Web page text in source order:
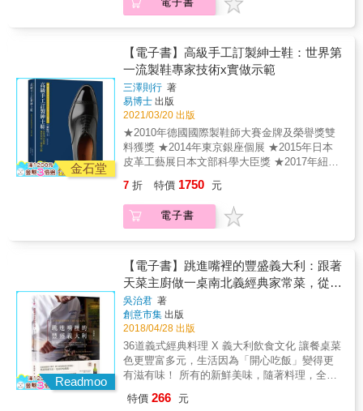
& 日本東京手工鞋工坊 MISAWA WORKSHOP
大師磨練手藝，憑藉製鞋天分及藝術品味，讓
他在德國國際製鞋師大賽金牌及榮譽獎雙料獲
獎，更是以製鞋類榮獲日本皮革工藝展文部科
學大臣獎的第一人。奧地利維也納的學藝經
驗，讓他全方位獨立製鞋的技術更加扎實。後
將製鞋工藝融入藝術美學，並鑽研皮革工藝，
擴增創作底蘊，讓作品不僅是深具機能性的工
藝品，更因發揮材料表現力，融入日本美學的
造型風格，成為獨特的藝術品。於紐約開個
展，受各方矚目，並在法國坎城電影節舉辦展
域。他的手工訂製鞋即使一雙要價30萬日圓，
客戶仍是絡繹不絕。奧斯卡史上最年輕的影帝
安德林‧布洛迪、美國導演史派克‧李等多位國際
專業上的成就，目前也在新加坡名門設計學校
「TaF.tc」擔任特別講師。2018年更是榮獲日
本皇室宮內廳肯定，締結商業契約。 愈是頂級
手工訂製鞋，工序愈精緻講究。本書由製鞋專
家兼藝術家三澤則行實做示範牛津鞋及德比鞋
製程，用2200幀全彩照片詳實記錄製鞋七大步
驟的每一道工序，從鞋楦的專屬量製、不同部
位皮革用料的精心挑選、拉幫力道的線條弧
細節都不妥協的講究和堅持。完成品鞋身的線
金石堂
【電子書】高級手工訂製紳士鞋：世界第
一流製鞋專家技術x實做示範
三澤則行 著
易博士 出版
2021/03/20 出版
★2010年德國國際製鞋師大賽金牌及榮譽獎雙
料獲獎 ★2014年東京銀座個展 ★2015年日本
皮革工藝展日本文部科學大臣獎 ★2017年紐約
國坎城電影節展示會 ★2018年東京、北海道個
展；榮獲日本皇室宮內廳肯定，締結商業契約
& 日本東京手工鞋工坊 MISAWA WORKSHOP
大師磨練手藝，憑藉製鞋天分及藝術品味，讓
他在德國國際製鞋師大賽金牌及榮譽獎雙料獲
獎，更是以製鞋類榮獲日本皮革工藝展文部科
學大臣獎的第一人。奧地利維也納的學藝經
驗，讓他全方位獨立製鞋的技術更加扎實。後
將製鞋工藝融入藝術美學，並鑽研皮革工藝，
擴增創作底蘊，讓作品不僅是深具機能性的工
藝品，更因發揮材料表現力，融入日本美學的
造型風格，成為獨特的藝術品。於紐約開個
展，受各方矚目，並在法國坎城電影節舉辦展
7 折 特價 1750 元
電子書
Readmoo
【電子書】跳進嘴裡的豐盛義大利：跟著
天菜主廚做一桌南北義經典家常菜，從托
斯卡納到卡拉布里亞，品嚐最道地美好的
餐桌料理
吳治君 著
創意市集 出版
2018/04/28 出版
36道義式經典料理 X 義大利飲食文化 讓餐桌菜
色更豐富多元，生活因為「開心吃飯」變得更
有滋有味！ 所有的新鮮美味，隨著料理，全都
「紅蝦評鑑」認證＆Ospitalit&agrave; Italiana
特價 266 元